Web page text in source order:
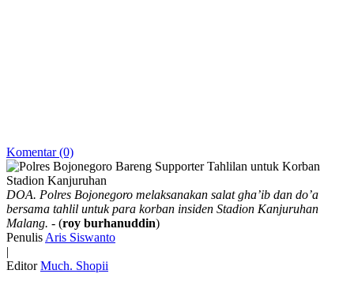
Komentar (0)
DOA. Polres Bojonegoro melaksanakan salat gha’ib dan do’a
bersama tahlil untuk para korban insiden Stadion Kanjuruhan
Malang. - (roy burhanuddin)
PenulisAris Siswanto
|
Editor Much. Shopii